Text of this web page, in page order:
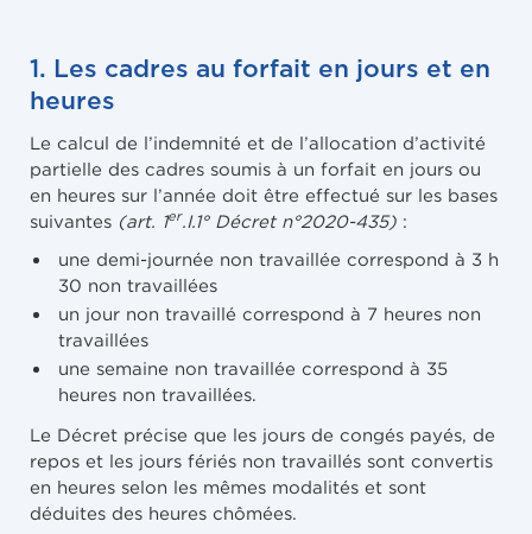
1. Les cadres au forfait en jours et en
heures
Le calcul de l’indemnité et de l’allocation d’activité
partielle des cadres soumis à un forfait en jours ou
en heures sur l’année doit être effectué sur les bases
suivantes (art. 1er.I.1° Décret n°2020-435) :
une demi-journée non travaillée correspond à 3 h
30 non travaillées
un jour non travaillé correspond à 7 heures non
travaillées
une semaine non travaillée correspond à 35
heures non travaillées.
Le Décret précise que les jours de congés payés, de
repos et les jours fériés non travaillés sont convertis
en heures selon les mêmes modalités et sont
déduites des heures chômées.